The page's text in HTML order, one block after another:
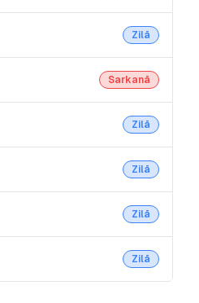
Zilā
Sarkanā
Zilā
Zilā
Zilā
Zilā